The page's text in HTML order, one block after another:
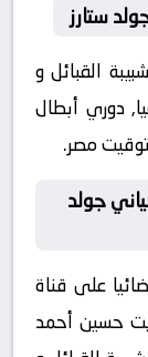
ستارز
من نادى شبيبة القبائل و
دوري أبطال
جولد
على قناة
حسين أحمد